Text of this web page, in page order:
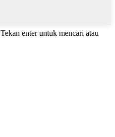
Tekan enter untuk mencari atau